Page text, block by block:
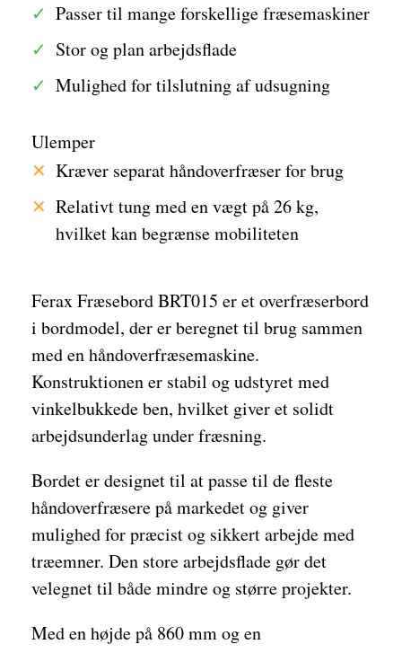
Ferax Fræsebord BRT015 er et overfræserbord
i bordmodel, der er beregnet til brug sammen
med en håndoverfræsemaskine.
Konstruktionen er stabil og udstyret med
vinkelbukkede ben, hvilket giver et solidt
arbejdsunderlag under fræsning.
Bordet er designet til at passe til de fleste
håndoverfræsere på markedet og giver
mulighed for præcist og sikkert arbejde med
træemner. Den store arbejdsflade gør det
velegnet til både mindre og større projekter.
Med en højde på 860 mm og en
Passer til mange forskellige fræsemaskiner
Stor og plan arbejdsflade
Mulighed for tilslutning af udsugning
Ulemper
Kræver separat håndoverfræser for brug
Relativt tung med en vægt på 26 kg,
hvilket kan begrænse mobiliteten